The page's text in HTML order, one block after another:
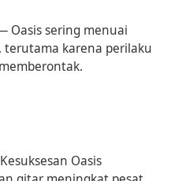
Oasis sering menuai
terutama karena perilaku
Oasis